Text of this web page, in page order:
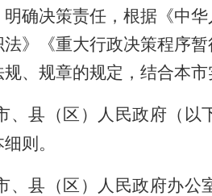
明确决策责任，根据《中
法》《重大行政决策程序
、规章的规定，结合本市
、县（区）人民政府（以
则。
、县（区）人民政府办公